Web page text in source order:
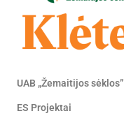
UAB „Žemaitijos sėklos”
ES Projektai